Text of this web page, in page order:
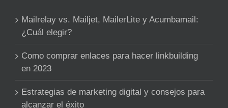
Mailrelay vs. Mailjet, MailerLite y Acumbamail:
¿Cuál elegir?
Como comprar enlaces para hacer linkbuilding
en 2023
Estrategias de marketing digital y consejos para
alcanzar el éxito